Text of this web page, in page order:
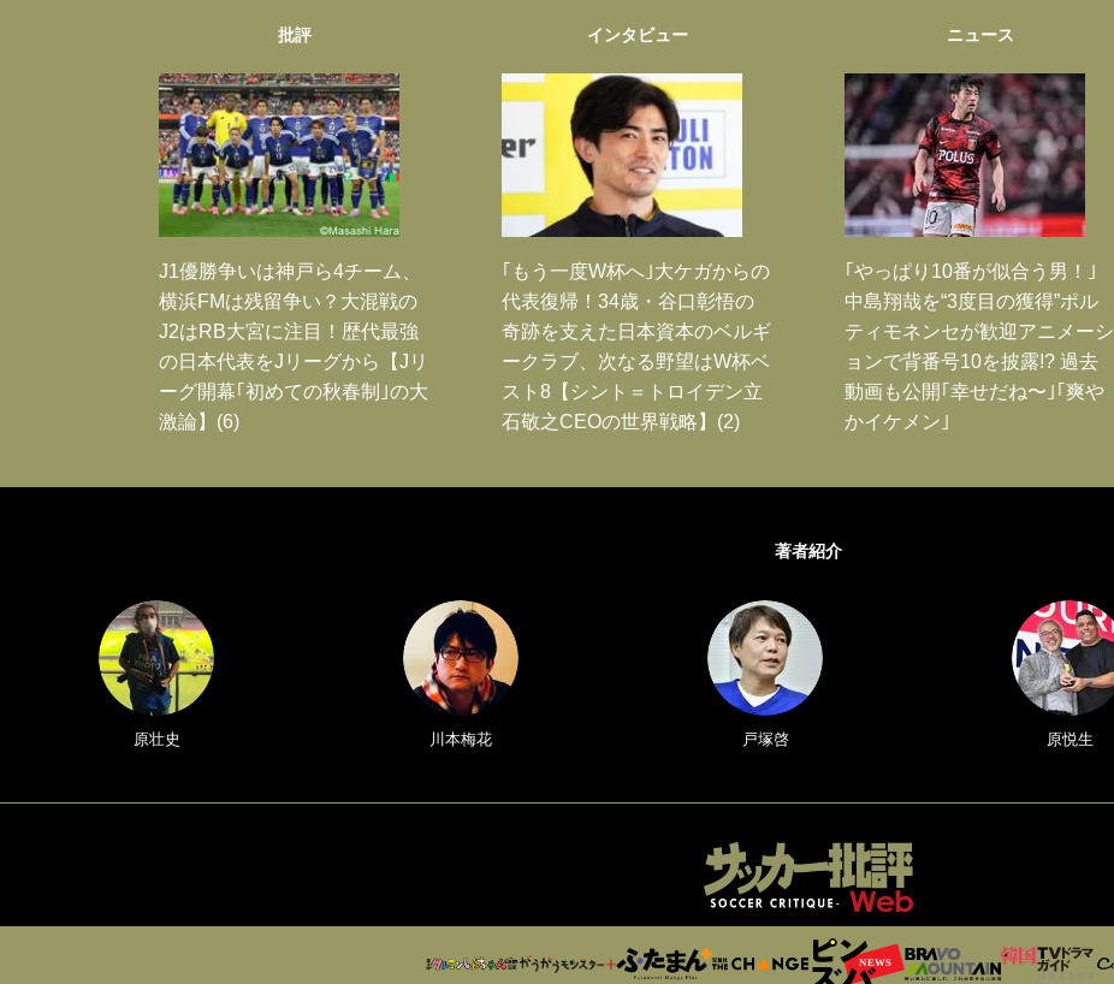
批評
J1優勝争いは神戸ら4チーム、
横浜FMは残留争い？大混戦の
J2はRB大宮に注目！歴代最強
の日本代表をJリーグから【Jリ
ーグ開幕｢初めての秋春制｣の大
激論】(6)
インタビュー
｢もう一度W杯へ｣大ケガからの
代表復帰！34歳・谷口彰悟の
奇跡を支えた日本資本のベルギ
ークラブ、次なる野望はW杯ベ
スト8【シント＝トロイデン立
石敬之CEOの世界戦略】(2)
ニュース
｢やっぱり10番が似合う男！｣
中島翔哉を“3度目の獲得”ポル
ティモネンセが歓迎アニメーシ
ョンで背番号10を披露!? 過去
動画も公開｢幸せだね〜｣｢爽や
かイケメン｣
著者紹介
原壮史 川本梅花 戸塚啓 原悦生